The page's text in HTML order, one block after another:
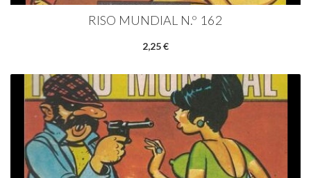
RISO MUNDIAL N.º 162
2,25 €